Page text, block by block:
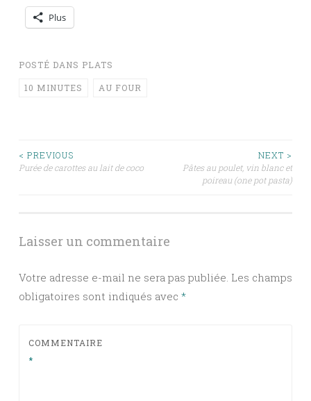
Plus
POSTÉ DANS PLATS
10 MINUTES AU FOUR
Navigation
< PREVIOUS
Purée de carottes au lait de coco
NEXT >
Pâtes au poulet, vin blanc et
poireau (one pot pasta)
Laisser un commentaire
Votre adresse e-mail ne sera pas publiée. Les champs
obligatoires sont indiqués avec *
COMMENTAIRE
*